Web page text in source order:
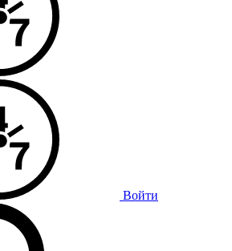
Войти